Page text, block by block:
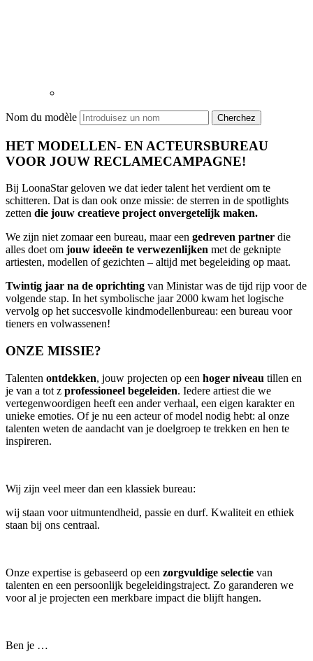
Nom du modèle Cherchez
HET MODELLEN- EN ACTEURSBUREAU
VOOR JOUW RECLAMECAMPAGNE!
Bij LoonaStar geloven we dat ieder talent het verdient om te
schitteren. Dat is dan ook onze missie: de sterren in de spotlights
zetten die jouw creatieve project onvergetelijk maken.
We zijn niet zomaar een bureau, maar een gedreven partner die
alles doet om jouw ideeën te verwezenlijken met de geknipte
artiesten, modellen of gezichten – altijd met begeleiding op maat.
Twintig jaar na de oprichting van Ministar was de tijd rijp voor de
volgende stap. In het symbolische jaar 2000 kwam het logische
vervolg op het succesvolle kindmodellenbureau: een bureau voor
tieners en volwassenen!
ONZE MISSIE?
Talenten ontdekken, jouw projecten op een hoger niveau tillen en
je van a tot z professioneel begeleiden. Iedere artiest die we
vertegenwoordigen heeft een ander verhaal, een eigen karakter en
unieke emoties. Of je nu een acteur of model nodig hebt: al onze
talenten weten de aandacht van je doelgroep te trekken en hen te
inspireren.
Wij zijn veel meer dan een klassiek bureau:
wij staan voor uitmuntendheid, passie en durf. Kwaliteit en ethiek
staan bij ons centraal.
Onze expertise is gebaseerd op een zorgvuldige selectie van
talenten en een persoonlijk begeleidingstraject. Zo garanderen we
voor al je projecten een merkbare impact die blijft hangen.
Ben je …